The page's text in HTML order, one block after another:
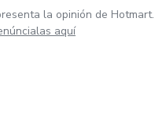
la opinión de Hotmart.
aquí